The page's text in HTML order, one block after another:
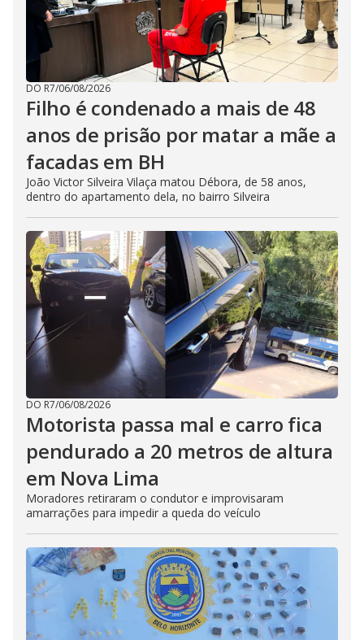
DO R7/06/08/2026
Filho é condenado a mais de 48
anos de prisão por matar a mãe a
facadas em BH
João Victor Silveira Vilaça matou Débora, de 58 anos,
dentro do apartamento dela, no bairro Silveira
DO R7/06/08/2026
Motorista passa mal e carro fica
pendurado a 20 metros de altura
em Nova Lima
Moradores retiraram o condutor e improvisaram
amarrações para impedir a queda do veículo